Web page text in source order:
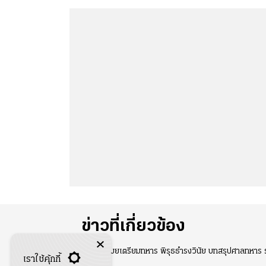
ข่าวที่เกี่ยวข้อง
น้องเมยเตรียมทหาร พิรุธธำรงวินัย บทสรุปศาลทหา
เราใช้คุ้กกี้